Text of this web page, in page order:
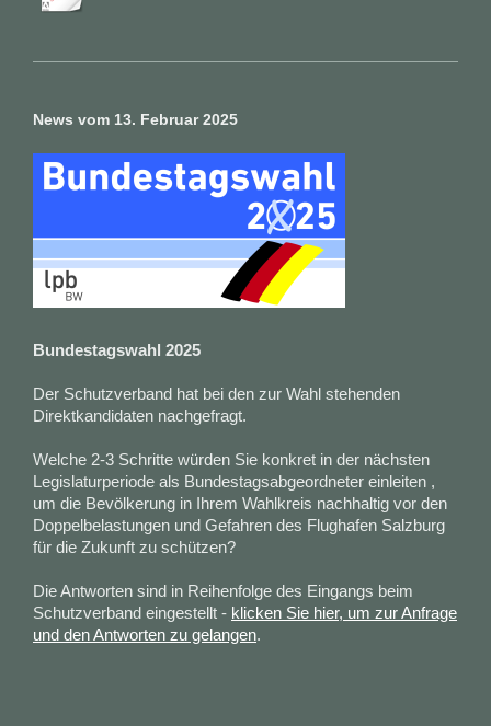
News vom 13. Februar 2025
Bundestagswahl 2025
Der Schutzverband hat bei den zur Wahl stehenden
Direktkandidaten nachgefragt.
Welche 2-3 Schritte würden Sie konkret in der nächsten
Legislaturperiode als Bundestagsabgeordneter einleiten ,
um die Bevölkerung in Ihrem Wahlkreis nachhaltig vor den
Doppelbelastungen und Gefahren des Flughafen Salzburg
für die Zukunft zu schützen?
Die Antworten sind in Reihenfolge des Eingangs beim
Schutzverband eingestellt - klicken Sie hier, um zur Anfrage
und den Antworten zu gelangen.